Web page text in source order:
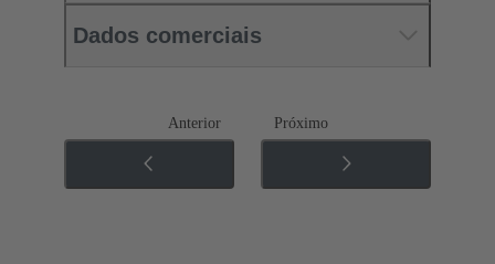
Dados comerciais
Anterior Próximo